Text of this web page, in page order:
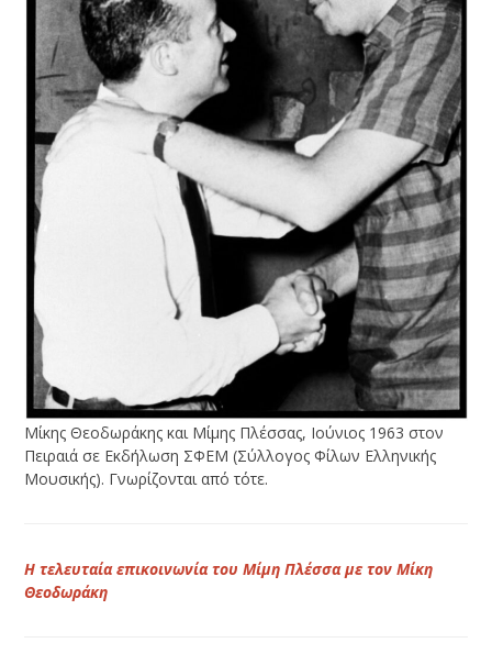
Μίκης Θεοδωράκης και Μίμης Πλέσσας, Ιούνιος 1963 στον
Πειραιά σε Εκδήλωση ΣΦΕΜ (Σύλλογος Φίλων Ελληνικής
Μουσικής). Γνωρίζονται από τότε.
Η τελευταία επικοινωνία του Μίμη Πλέσσα με τον Μίκη
Θεοδωράκη